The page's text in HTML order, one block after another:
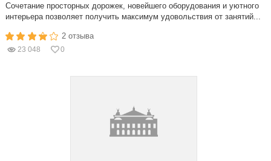
Сочетание просторных дорожек, новейшего оборудования и уютного
интерьера позволяет получить максимум удовольствия от занятий...
2 отзыва
23 048 0